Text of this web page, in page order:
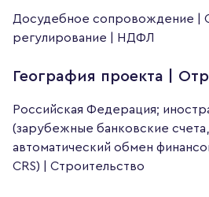
Досудебное сопровождение |
регулирование | НДФЛ
География проекта |
Российская Федерация;
(зарубежные банковские
автоматический обмен
CRS) | Строительство